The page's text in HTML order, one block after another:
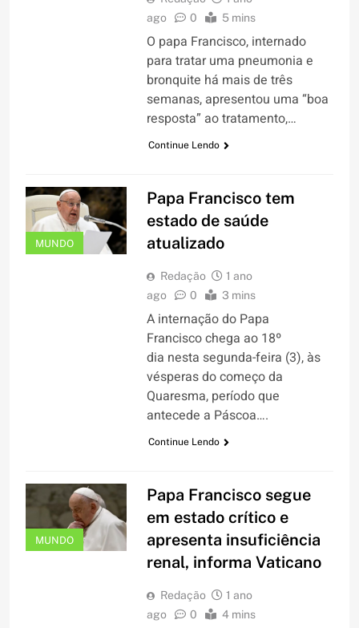
ago
0 5 mins
O papa Francisco, internado
para tratar uma pneumonia e
bronquite há mais de três
semanas, apresentou uma “boa
resposta” ao tratamento,…
Continue Lendo
MUNDO
Papa Francisco tem
estado de saúde
atualizado
Redação
1 ano
ago
0 3 mins
A internação do Papa
Francisco chega ao 18º
dia nesta segunda-feira (3), às
vésperas do começo da
Quaresma, período que
antecede a Páscoa….
Continue Lendo
MUNDO
Papa Francisco segue
em estado crítico e
apresenta insuficiência
renal, informa Vaticano
Redação
1 ano
ago
0 4 mins